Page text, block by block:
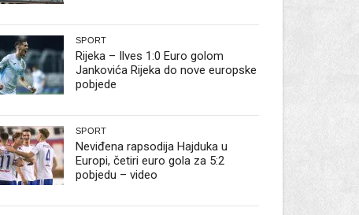
SPORT
Rijeka – Ilves 1:0 Euro golom
Jankovića Rijeka do nove europske
pobjede
SPORT
Neviđena rapsodija Hajduka u
Europi, četiri euro gola za 5:2
pobjedu – video